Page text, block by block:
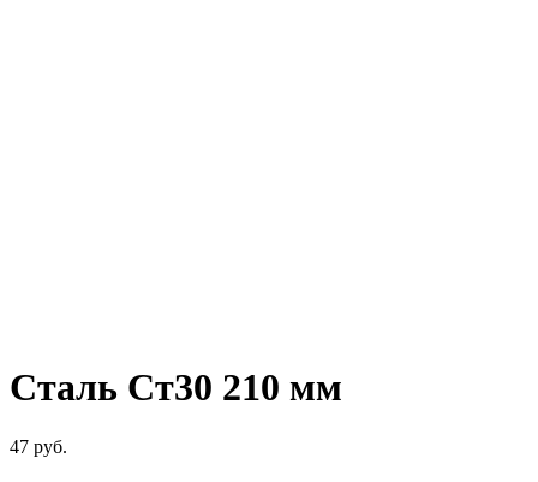
Сталь Ст30 210 мм
47 руб.